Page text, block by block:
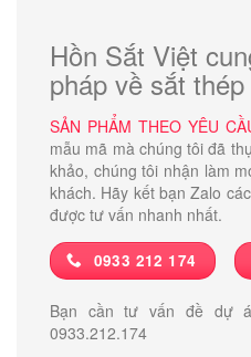
Hồn Sắt Việt
pháp về sắt thép
SẢN PHẨM THEO YÊU
mẫu mã mà chúng tôi đã
khảo, chúng tôi nhận làm
khách. Hãy kết bạn Zalo
được tư vấn nhanh nhất.
0933 212 174
Bạn cần tư vấn đề dự
0933.212.174